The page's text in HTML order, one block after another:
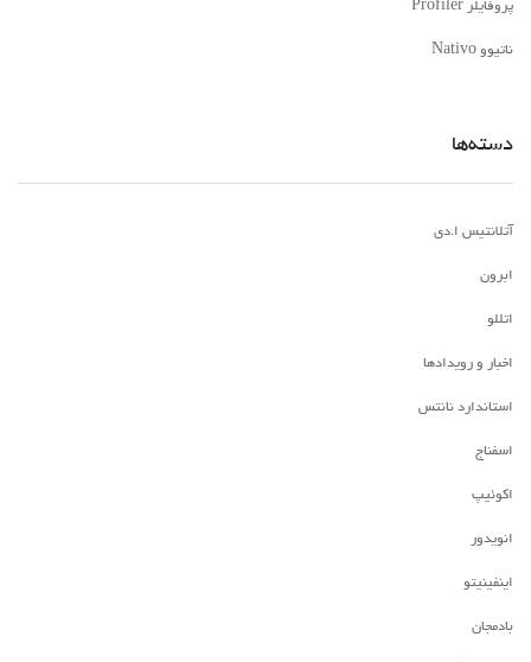
پروفایلر Profiler
ناتیوو Nativo
دسته‌ها
آتلانتیس ا.دی
ابرون
اتللو
اخبار و رویدادها
استاندارد نانتس
اسفناج
اکوئیپ
انویدور
اینفینیتو
بادمجان